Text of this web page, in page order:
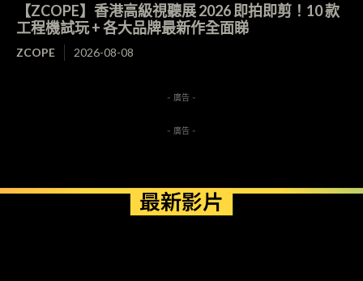
【ZCOPE】香港高級視聽展 2026 即拍即剪！10 款
工程機試玩 + 各大品牌最新作全面睇
ZCOPE 2026-08-08
- 廣告 -
- 廣告 -
最新影片